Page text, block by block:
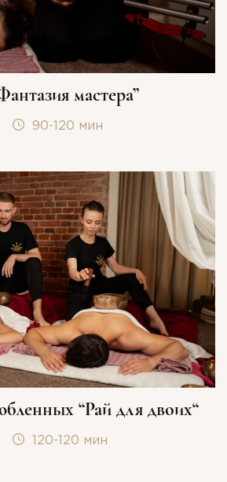
мастера”
90-120 мин
“Рай для двоих“
120-120 мин